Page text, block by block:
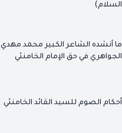
السلام)
ما أنشده الشاعر الكبير محمد مهدي
الجواهري في حق الإمام الخامنئي
أحكام الصوم للسيد القائد الخامنئي